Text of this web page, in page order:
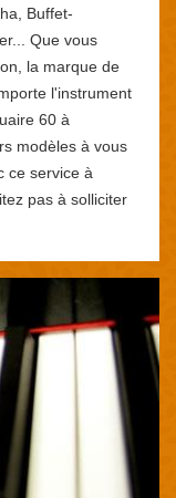
Buffet-
Que vous
la marque de
l'instrument
60 à
modèles à vous
ce service à
pas à solliciter